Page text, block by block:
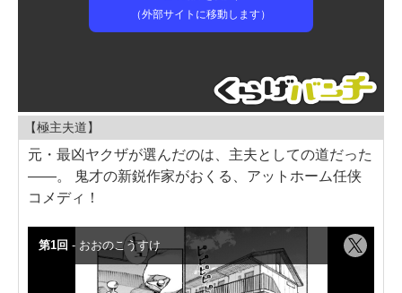
【極主夫道】
元・最凶ヤクザが選んだのは、主夫としての道だった
――。 鬼才の新鋭作家がおくる、アットホーム任侠
コメディ！